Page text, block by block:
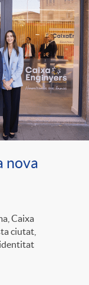
nova
Caixa
ciutat,